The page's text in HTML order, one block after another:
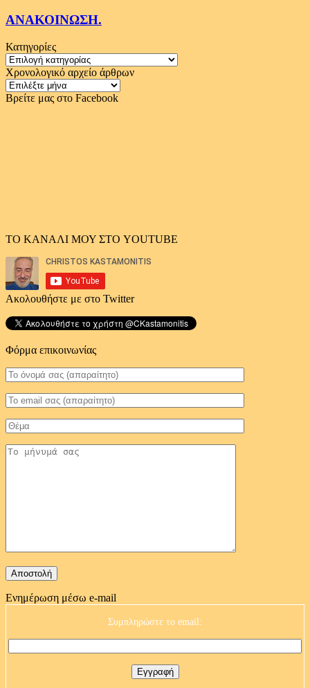
ΑΝΑΚΟΙΝΩΣΗ.
Κατηγορίες
Κατηγορίες
Χρονολογικό αρχείο άρθρων
Χρονολογικό
αρχείο
Βρείτε μας στο Facebook
ΤΟ ΚΑΝΑΛΙ ΜΟΥ ΣΤΟ YOUTUBE
Ακολουθήστε με στο Twitter
Φόρμα επικοινωνίας
Ενημέρωση μέσω e-mail
Συμπληρώστε το email: